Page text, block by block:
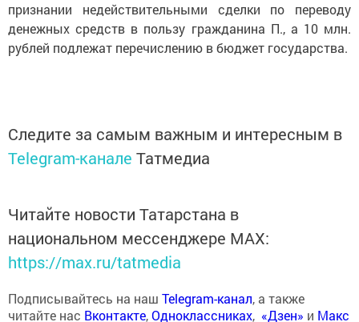
признании недействительными сделки по переводу
денежных средств в пользу гражданина П., а 10 млн.
рублей подлежат перечислению в бюджет государства.
Следите за самым важным и интересным в
Telegram-канале Татмедиа
Читайте новости Татарстана в
национальном мессенджере MАХ:
https://max.ru/tatmedia
Подписывайтесь на наш Telegram-канал, а также
читайте нас Вконтакте,Одноклассниках, «Дзен» и Макс